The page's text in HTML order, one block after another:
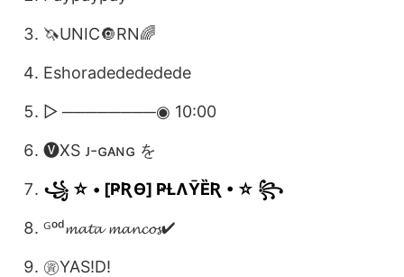
🦄UNIC🔘RN🌈
Eshoradedededede
▷ ────────◉ 10:00
🅥XS ᴊ-ɢᴀɴɢ を
꧁ ☆ • [ҎƦƟ] ҎȽɅȲȄƦ • ☆ ꧂
ᴳᵒᵈ𝓶𝓪𝓽𝓪 𝓶𝓪𝓷𝓬𝓸𝓼✔
㊮ㅤYAS!ㅤD!